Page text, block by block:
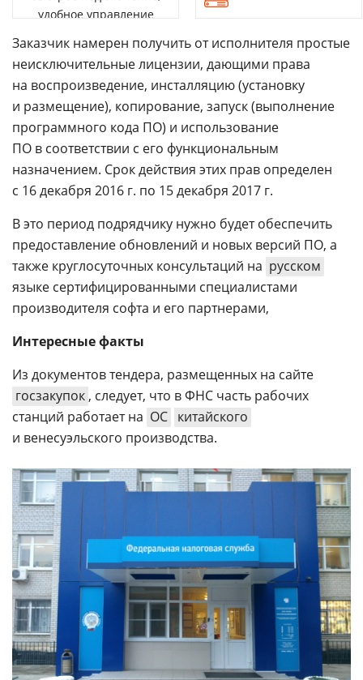
удобное управление
Заказчик намерен получить от исполнителя простые
неисключительные лицензии, дающими права
на воспроизведение, инсталляцию (установку
и размещение), копирование, запуск (выполнение
программного кода ПО) и использование
ПО в соответствии с его функциональным
назначением. Срок действия этих прав определен
с 16 декабря 2016 г. по 15 декабря 2017 г.
В это период подрядчику нужно будет обеспечить
предоставление обновлений и новых версий ПО, а
также круглосуточных консультаций на русском
языке сертифицированными специалистами
производителя софта и его партнерами,
Интересные факты
Из документов тендера, размещенных на сайте
госзакупок , следует, что в ФНС часть рабочих
станций работает на ОС китайского
и венесуэльского производства.